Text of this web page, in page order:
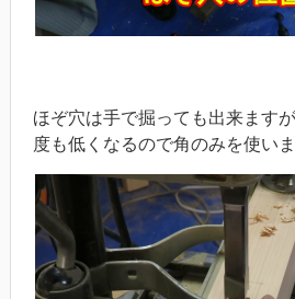
ほぞ穴は手で掘っても出来ます
度も低くなるので角のみを使いま